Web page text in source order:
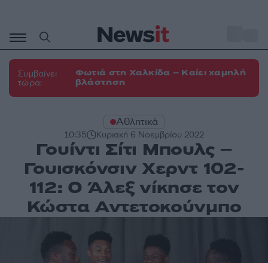
περιεχόμενο
Συμβαίνει
τώρα:
Φωτιά στη Χαλκίδα – Καίει χαμηλή
βλάστηση
Αθλητικά
10:35 Κυριακή 6 Νοεμβρίου 2022
Γουίντι Σίτι Μπουλς –
Γουισκόνσιν Χερντ 102-
112: Ο Άλεξ νίκησε τον
Κώστα Αντετοκούνμπο